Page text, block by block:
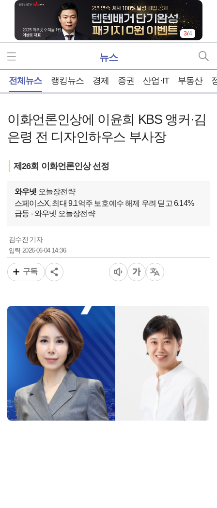
3/4
뉴스
전체뉴스 랭킹뉴스 경제 증권 산업·IT 부동산
이화언론인상에 이윤희 KBS 앵커·김
은령 전 디자인하우스 부사장
제26회 이화언론인상 선정
와우넷 오늘장전략
스페이스X, 최대 9.1억주 보호예수 해제 우려 딛고 6.14%
급등 - 와우넷 오늘장전략
김수진 기자
입력 2026-06-04 14:36
구독